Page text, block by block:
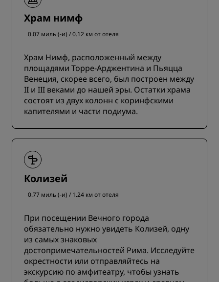
Храм нимф
0.07 миль (-и) / 0.12 км от отеля
Храм Нимф, расположенный между
площадями Торре-Арджентина и Пьяцца
Венеция, скорее всего, был построен между
II и III веками до нашей эры. Остатки храма
состоят из двух колонн с коринфскими
капителями и части подиума.
Колизей
0.77 миль (-и) / 1.24 км от отеля
При посещении Вечного города
обязательно нужно увидеть Колизей, одну
из самых знаковых
достопримечательностей Рима. Исследуйте
окрестности или отправляйтесь на
экскурсию по амфитеатру, чтобы узнать